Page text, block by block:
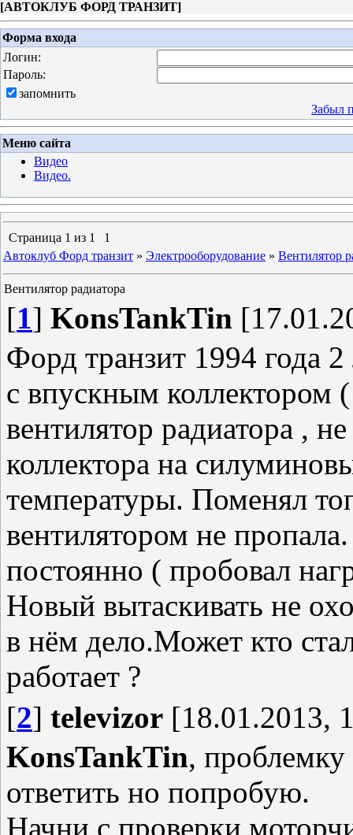
[АВТОКЛУБ ФОРД ТРАНЗИТ]
Форма входа
Логин:
Пароль:
запомнить
Забыл
Меню сайта
Видео
Видео.
Страница 1 из 1
1
Автоклуб Форд транзит » Электрооборудование » Вентилятор
Вентилятор радиатора
[1] KonsTankTin
Форд транзит 1994 года
с впускным коллектором
вентилятор радиатора ,
коллектора на
температуры. Поменял
вентилятором не
постоянно ( пробовал
Новый вытаскивать не
в нём дело.Может кто
работает ?
[2] televizor [18.01.2013,
KonsTankTin,
ответить но попробую.
Начни с проверки